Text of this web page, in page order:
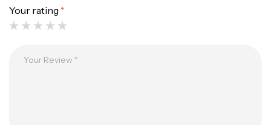
Your rating *
1.83m 120/250gr 30kg